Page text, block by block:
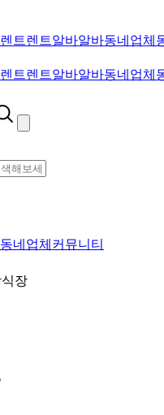
렌트렌트알바알바동네업체
렌트렌트알바알바동네업체
동네업체 커뮤니티
장